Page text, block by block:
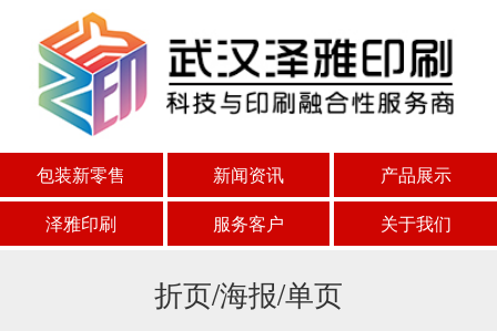
包装新零售 新闻资讯
产品展示
泽雅印刷
服务客户 关于我们
折页/海报/单页